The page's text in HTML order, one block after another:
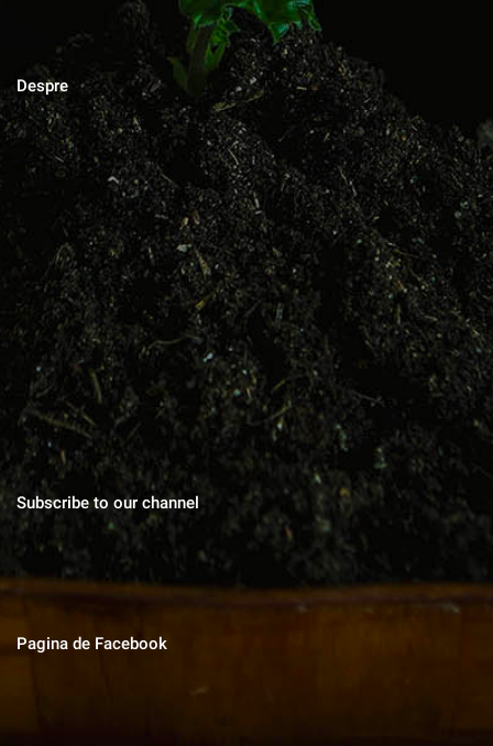
Despre
MAGAZINUL DE ACASA
Blog cu zeci de sfaturi pentru grădinărit bio, rețete pentru toate
gusturile, povești de viata, trucuri în gospodărie, cuvinte pentru
suflet.
Subscribe to our channel
Pagina de Facebook